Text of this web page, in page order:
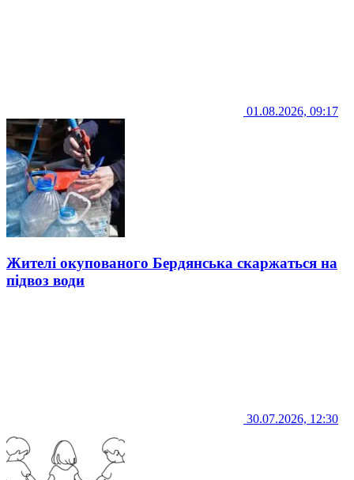
01.08.2026, 09:17
Жителі окупованого Бердянська скаржаться на
підвоз води
30.07.2026, 12:30